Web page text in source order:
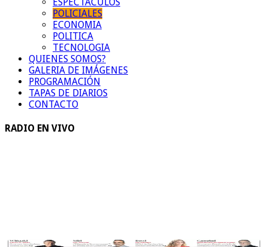
POLICIALES
ECONOMIA
POLITICA
TECNOLOGIA
QUIENES SOMOS?
GALERIA DE IMÁGENES
PROGRAMACIÓN
TAPAS DE DIARIOS
CONTACTO
RADIO EN VIVO